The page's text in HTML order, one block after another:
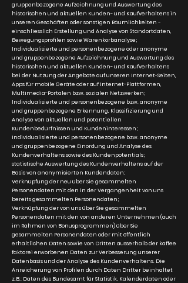
gruppenbezogene Aufzeichnung und Auswertung des
historischen und aktuellen Kunden- und Kaufverhaltens in
unseren Geschäften oder sonstigen Räumlichkeiten −
einschliesslich Erstellung und Analyse von Standortdaten,
Bewegungsprofilen sowie Warenkorbanalyse;
Individualisierte und personenbezogene oder anonyme
und gruppenbezogene Aufzeichnung und Auswertung des
historischen und aktuellen Kunden- und Kaufverhaltens
bei der Nutzung der Angebote auf unseren Internet-Seiten,
Apps für mobile Geräte oder auf Internet-Plattformen,
Multimedia-Portalen bzw. sozialen Netzwerken;
Individualisierte und personenbezogene bzw. anonyme
und gruppenbezogene Erkennung, Klassifizierung und
Analyse von aktuellen und potentiellen
Kundenbedürfnissen und Kundeninteressen;
Individualisierte und personenbezogene bzw. anonyme
und gruppenbezogene Einordung und Analyse des
Kundenverhaltens sowie des Kundenpotentials;
statistische Auswertung des Kundenverhaltens auf der
Basis von anonymisierten Kundendaten;
Verknüpfung der neu über Sie gesammelten
Personendaten mit den in der Vergangenheit von uns
bereits gesammelten Personendaten;
Verknüpfung der von uns über Sie gesammelten
Personendaten mit den von anderen Unternehmen (auch
im Rahmen von Bonusprogrammen) über Sie
gesammelten Personendaten oder mit öffentlich
erhältlichen Daten sowie von Dritten ausserhalb der kaffee
faktorei erworbenen Daten zur Verbesserung unserer
Datenbasis und der Analyse des Kundenverhaltens. Die
Anreicherung von Profilen durch Daten Dritter beinhaltet
z.B.: Daten des Bundesamt für Statistik, Kalenderdaten oder